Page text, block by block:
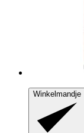
Winkelmandje